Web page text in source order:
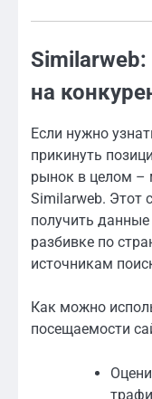
на
Если нужно
прикинуть
рынок в целом –
Similarweb. Этот
получить
разбивке по
источникам
Как можно
посещаемости